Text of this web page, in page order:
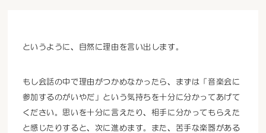
というように、自然に理由を言い出します。
もし会話の中で理由がつかめなかったら、まずは「音楽会に
参加するのがいやだ」という気持ちを十分に分かってあげて
ください。思いを十分に言えたり、相手に分かってもらえた
と感じたりすると、次に進めます。また、苦手な楽器がある